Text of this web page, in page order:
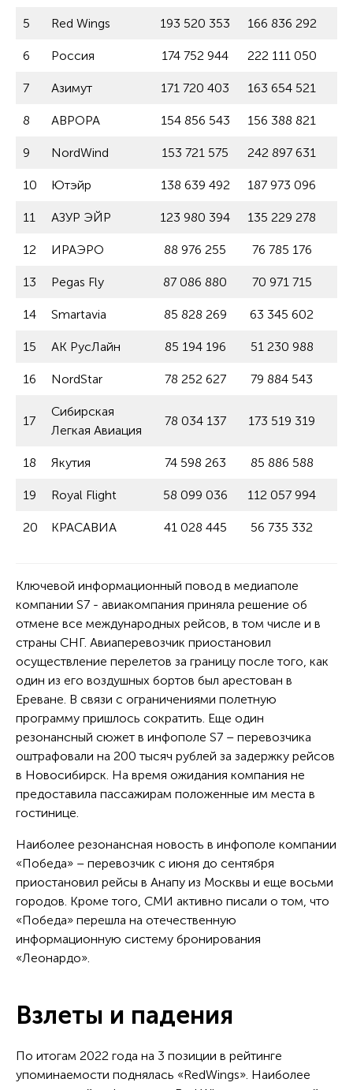
5 Red Wings 193 520 353 166 836 292
6 Россия 174 752 944 222 111 050
7 Азимут 171 720 403 163 654 521
8 АВРОРА 154 856 543 156 388 821
9 NordWind 153 721 575 242 897 631
10 Ютэйр 138 639 492 187 973 096
11 АЗУР ЭЙР 123 980 394 135 229 278
12 ИРАЭРО 88 976 255 76 785 176
13 Pegas Fly 87 086 880 70 971 715
14 Smartavia 85 828 269 63 345 602
15 АК РусЛайн 85 194 196 51 230 988
16 NordStar 78 252 627 79 884 543
17
Сибирская
Легкая Авиация
78 034 137 173 519 319
18 Якутия 74 598 263 85 886 588
19 Royal Flight 58 099 036 112 057 994
20 КРАСАВИА 41 028 445 56 735 332
Ключевой информационный повод в медиаполе
компании S7 - авиакомпания приняла решение об
отмене все международных рейсов, в том числе и в
страны СНГ. Авиаперевозчик приостановил
осуществление перелетов за границу после того, как
один из его воздушных бортов был арестован в
Ереване. В связи с ограничениями полетную
программу пришлось сократить. Еще один
резонансный сюжет в инфополе S7 – перевозчика
оштрафовали на 200 тысяч рублей за задержку рейсов
в Новосибирск. На время ожидания компания не
предоставила пассажирам положенные им места в
гостинице.
Наиболее резонансная новость в инфополе компании
«Победа» – перевозчик с июня до сентября
приостановил рейсы в Анапу из Москвы и еще восьми
городов. Кроме того, СМИ активно писали о том, что
«Победа» перешла на отечественную
информационную систему бронирования
«Леонардо».
Взлеты и падения
По итогам 2022 года на 3 позиции в рейтинге
упоминаемости поднялась «RedWings». Наиболее